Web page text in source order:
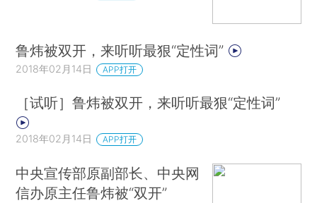
鲁炜被双开，来听听最狠“定性词”
2018年02月14日 APP打开
［试听］鲁炜被双开，来听听最狠“定性词”
2018年02月14日 APP打开
中央宣传部原副部长、中央网
信办原主任鲁炜被“双开”